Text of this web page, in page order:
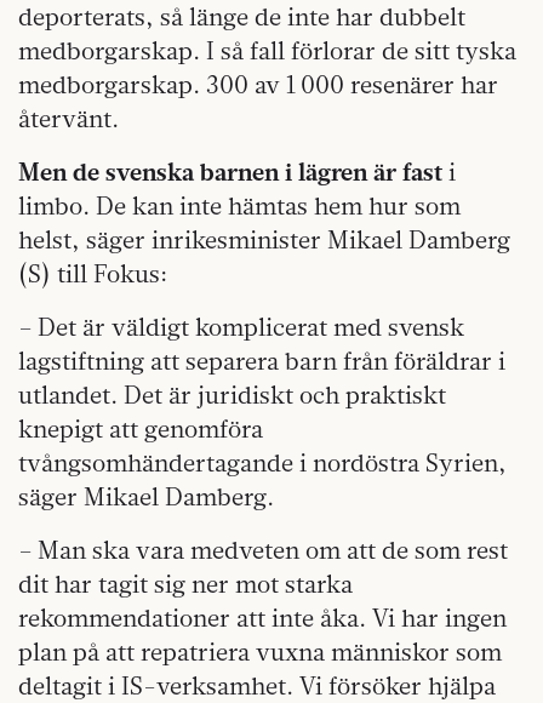
deporterats, så länge de inte har dubbelt
medborgarskap. I så fall förlorar de sitt tyska
medborgarskap. 300 av 1 000 resenärer har
återvänt.
Men de svenska barnen i lägren är fast i
limbo. De kan inte hämtas hem hur som
helst, säger inrikesminister Mikael Damberg
(S) till Fokus:
– Det är väldigt komplicerat med svensk
lagstiftning att separera barn från föräldrar i
utlandet. Det är juridiskt och praktiskt
knepigt att genomföra
tvångsomhändertagande i nordöstra Syrien,
säger Mikael Damberg.
– Man ska vara medveten om att de som rest
dit har tagit sig ner mot starka
rekommendationer att inte åka. Vi har ingen
plan på att repatriera vuxna människor som
deltagit i IS-verksamhet. Vi försöker hjälpa